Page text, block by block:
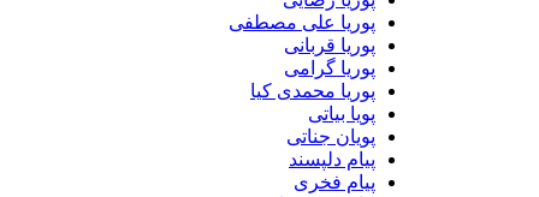
پوریا علی مصطفی
پوریا قربانی
پوریا گرامی
پوریا محمدی کیا
پویا بیاتی
پویان جناتی
پیام دلپسند
پیام فخری